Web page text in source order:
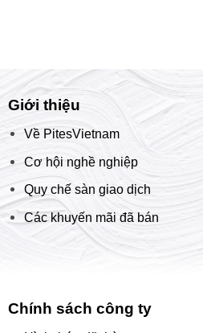
Giới thiệu
Về PitesVietnam
Cơ hội nghề nghiệp
Quy chế sàn giao dịch
Các khuyến mãi đã bán
Chính sách công ty